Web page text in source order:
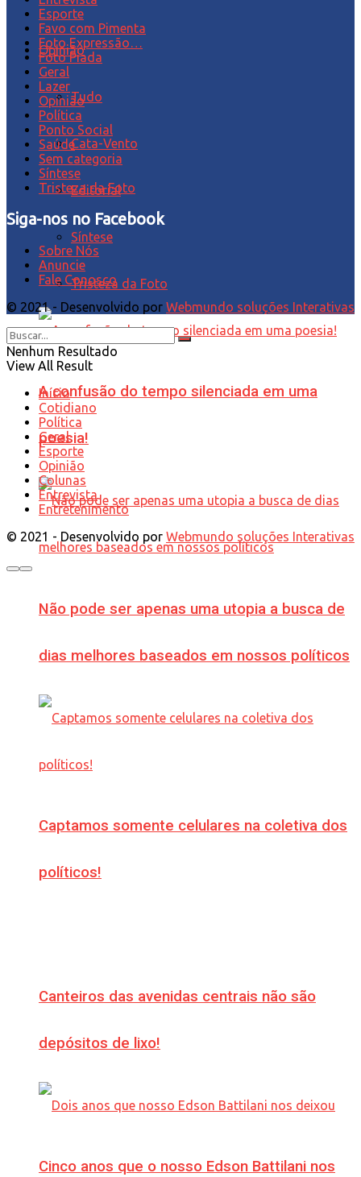
Opinião
Tudo
Cata-Vento
Editorial
Síntese
Tristeza da Foto
A confusão do tempo silenciada em uma
poesia!
Não pode ser apenas uma utopia a busca de
dias melhores baseados em nossos políticos
Captamos somente celulares na coletiva dos
políticos!
Canteiros das avenidas centrais não são
depósitos de lixo!
Cinco anos que o nosso Edson Battilani nos
Esporte
Favo com Pimenta
Foto Expressão…
Foto Piada
Geral
Lazer
Opinião
Política
Ponto Social
Saúde
Sem categoria
Síntese
Tristeza da Foto
Siga-nos no Facebook
Sobre Nós
Anuncie
Fale Conosco
© 2021 - Desenvolvido por Webmundo soluções Interativas
Nenhum Resultado
View All Result
Início
Cotidiano
Política
Geral
Esporte
Opinião
Colunas
Entrevista
Entretenimento
© 2021 - Desenvolvido por Webmundo soluções Interativas